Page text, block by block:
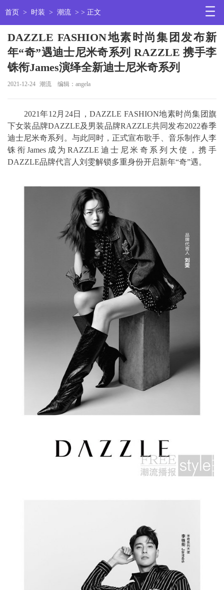
首页 > 时装 > 潮流 > > 正文
DAZZLE FASHION地素时尚集团发布新
年“奇”遇迪士尼米奇系列 RAZZLE 携手李
铢衔James演绎全新迪士尼米奇系列
2021-12-24 潮流 编辑：angela
2021年12月24日，DAZZLE FASHION地素时尚集团旗
下女装品牌DAZZLE及男装品牌RAZZLE共同发布2022春季
迪士尼米奇系列。与此同时，正式宣布歌手、音乐制作人李
铢衔James成为RAZZLE迪士尼米奇系列大使，携手
DAZZLE品牌代言人刘雯解锁多重身份开启新年“奇”遇。